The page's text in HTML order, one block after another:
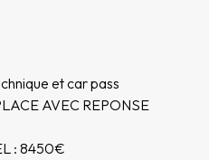
et car pass
AVEC REPONSE
: 8450€